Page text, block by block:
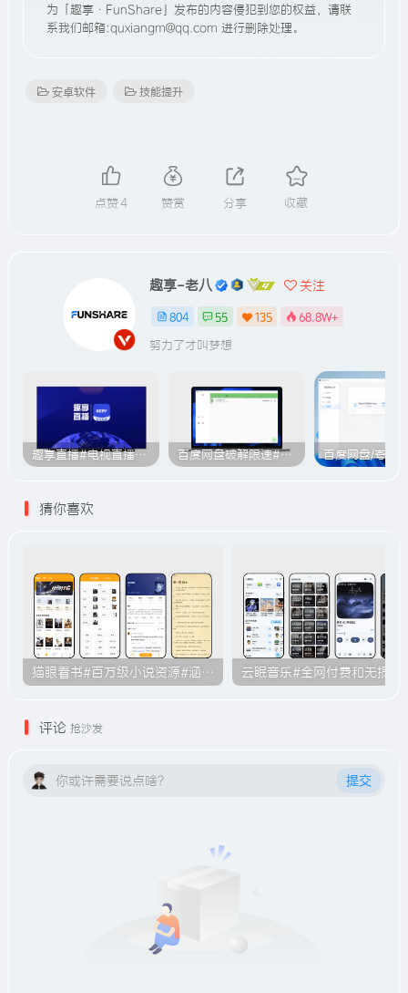
为「趣享·FunShare」发布的内容侵犯到您的权益，请联
系我们邮箱:quxiangm@qq.com 进行删除处理。
安卓软件 技能提升
点赞4 赞赏 分享 收藏
趣享-老八 关注
804 55 135 68.8W+
努力了才叫梦想
趣享直播#电视直播软件#2000+个超清直播频道#支持电视和安卓手机 百度网盘破解限速#突破官方限速#满速下载#A614
猜你喜欢
猫眼看书#百万级小说资源#涵盖各大平台的付费小说#无广告#B011
评论 抢沙发
你或许需要说点啥？ 提交